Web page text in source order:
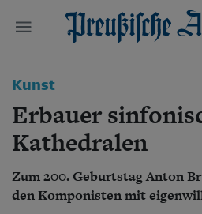
Gesellschaft
Leben
Suchen und finden
Kunst
Erbauer
Kathedralen
Zum 200. Geburtstag Anton
den Komponisten mit